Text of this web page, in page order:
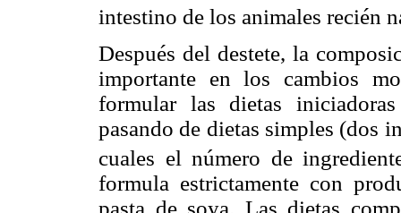
intestino de los animales recién
Después del destete, la
importante en los cambios
formular las dietas
pasando de dietas simples (dos
cuales el número de
formula estrictamente con
pasta de soya. Las dietas